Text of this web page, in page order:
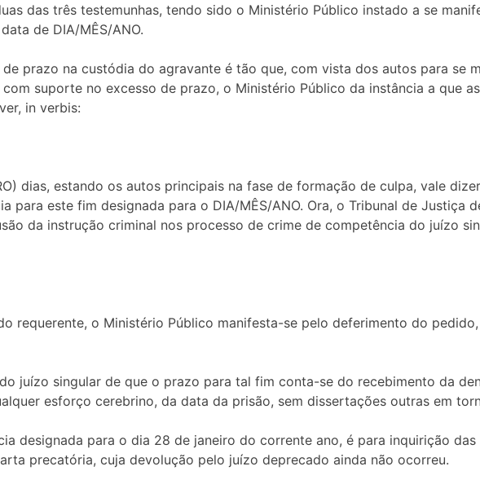
das três testemunhas, tendo sido o Ministério Público instado a se
de DIA/MÊS/ANO.
prazo na custódia do agravante é tão que, com vista dos autos para se
suporte no excesso de prazo, o Ministério Público da instância a que
in verbis:
dias, estando os autos principais na fase de formação de culpa, vale
para este fim designada para o DIA/MÊS/ANO. Ora, o Tribunal de Justiça
da instrução criminal nos processo de crime de competência do juízo
requerente, o Ministério Público manifesta-se pelo deferimento do
juízo singular de que o prazo para tal fim conta-se do recebimento da
esforço cerebrino, da data da prisão, sem dissertações outras em
designada para o dia 28 de janeiro do corrente ano, é para inquirição das
precatória, cuja devolução pelo juízo deprecado ainda não ocorreu.